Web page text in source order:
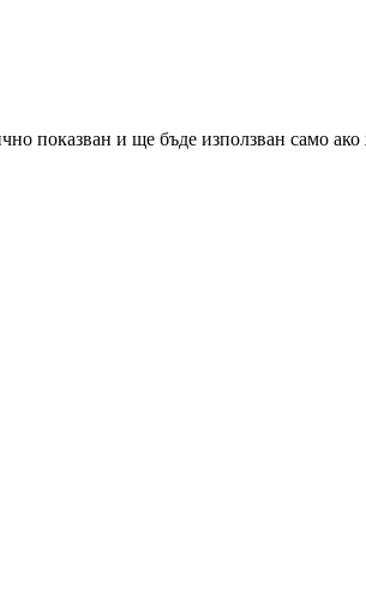
показван и ще бъде използван само ако